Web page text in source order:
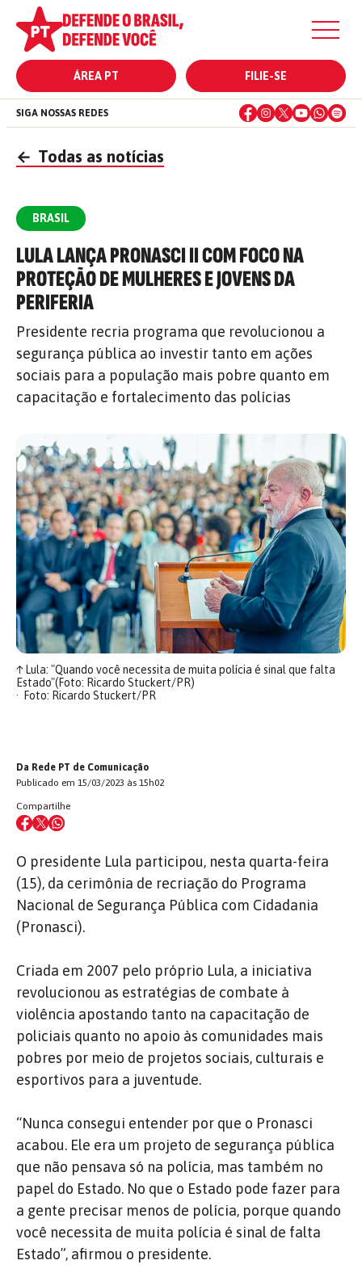
ÁREA PT FILIE-SE
SIGA NOSSAS REDES
← Todas as notícias
BRASIL
LULA LANÇA PRONASCI II COM FOCO NA
PROTEÇÃO DE MULHERES E JOVENS DA
PERIFERIA
Presidente recria programa que revolucionou a
segurança pública ao investir tanto em ações
sociais para a população mais pobre quanto em
capacitação e fortalecimento das polícias
↑Lula: "Quando você necessita de muita polícia é sinal que falta
Estado"(Foto: Ricardo Stuckert/PR)
Foto: Ricardo Stuckert/PR
Da Rede PT de Comunicação
Publicado em 15/03/2023 às 15h02
Compartilhe
O presidente Lula participou, nesta quarta-feira
(15), da cerimônia de recriação do Programa
Nacional de Segurança Pública com Cidadania
(Pronasci).
Criada em 2007 pelo próprio Lula, a iniciativa
revolucionou as estratégias de combate à
violência apostando tanto na capacitação de
policiais quanto no apoio às comunidades mais
pobres por meio de projetos sociais, culturais e
esportivos para a juventude.
“Nunca consegui entender por que o Pronasci
acabou. Ele era um projeto de segurança pública
que não pensava só na polícia, mas também no
papel do Estado. No que o Estado pode fazer para
a gente precisar menos de polícia, porque quando
você necessita de muita polícia é sinal de falta
Estado”, afirmou o presidente.